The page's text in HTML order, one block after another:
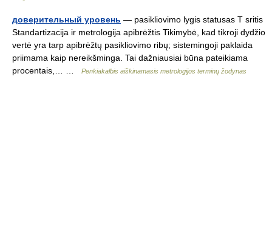
доверительный уровень — pasikliovimo lygis statusas T sritis
Standartizacija ir metrologija apibrėžtis Tikimybė, kad tikroji dydžio
vertė yra tarp apibrėžtų pasikliovimo ribų; sistemingoji paklaida
priimama kaip nereikšminga. Tai dažniausiai būna pateikiama
procentais,… …
Penkiakalbis aiškinamasis metrologijos terminų žodynas